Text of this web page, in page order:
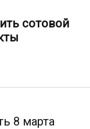
сотовой
8 марта